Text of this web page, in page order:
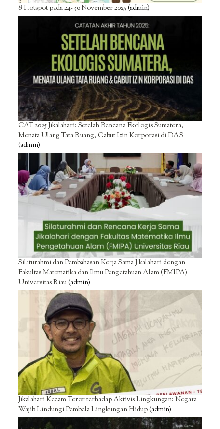
8 Hotspot pada 24-30 November 2025(admin)
CAT 2025 Jikalahari: Setelah Bencana Ekologis Sumatera,
Menata Ulang Tata Ruang, Cabut Izin Korporasi di DAS
(admin)
Silaturahmi dan Pembahasan Kerja Sama Jikalahari dengan
Fakultas Matematika dan Ilmu Pengetahuan Alam (FMIPA)
Universitas Riau(admin)
Jikalahari Kecam Teror terhadap Aktivis Lingkungan: Negara
Wajib Lindungi Pembela Lingkungan Hidup(admin)